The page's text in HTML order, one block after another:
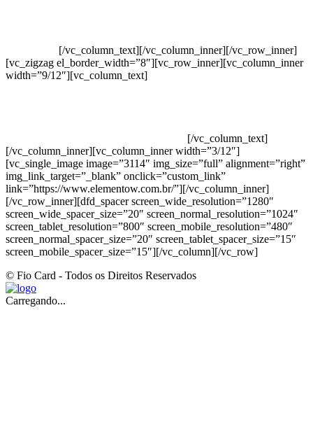
[/vc_column_text][/vc_column_inner][/vc_row_inner]
[vc_zigzag el_border_width=”8″][vc_row_inner][vc_column_inner
width=”9/12″][vc_column_text]
[/vc_column_text]
[/vc_column_inner][vc_column_inner width=”3/12″]
[vc_single_image image=”3114″ img_size=”full” alignment=”right”
img_link_target=”_blank” onclick=”custom_link”
link=”https://www.elementow.com.br/”][/vc_column_inner]
[/vc_row_inner][dfd_spacer screen_wide_resolution=”1280″
screen_wide_spacer_size=”20″ screen_normal_resolution=”1024″
screen_tablet_resolution=”800″ screen_mobile_resolution=”480″
screen_normal_spacer_size=”20″ screen_tablet_spacer_size=”15″
screen_mobile_spacer_size=”15″][/vc_column][/vc_row]
© Fio Card - Todos os Direitos Reservados
Carregando...